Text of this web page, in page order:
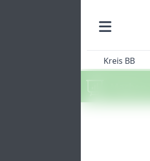
Kreis BB